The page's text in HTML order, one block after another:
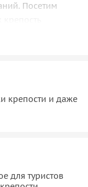
Посетим
осмыслим
здесь
крепости и даже
для туристов